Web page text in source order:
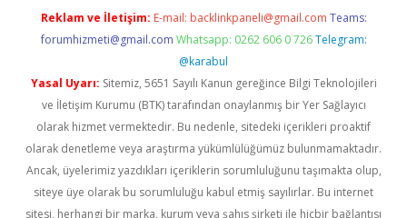
Reklam ve İletişim: E-mail: backlinkpaneli@gmail.com Teams:
forumhizmeti@gmail.com Whatsapp: 0262 606 0 726 Telegram:
@karabul
Yasal Uyarı: Sitemiz, 5651 Sayılı Kanun gereğince Bilgi Teknolojileri
ve İletişim Kurumu (BTK) tarafından onaylanmış bir Yer Sağlayıcı
olarak hizmet vermektedir. Bu nedenle, sitedeki içerikleri proaktif
olarak denetleme veya araştırma yükümlülüğümüz bulunmamaktadır.
Ancak, üyelerimiz yazdıkları içeriklerin sorumluluğunu taşımakta olup,
siteye üye olarak bu sorumluluğu kabul etmiş sayılırlar. Bu internet
sitesi, herhangi bir marka, kurum veya şahıs şirketi ile hiçbir bağlantısı